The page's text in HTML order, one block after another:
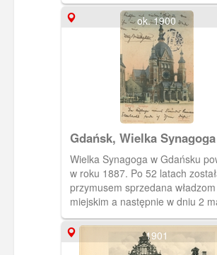
funkcję siedziby straży pożarnej.
ok. 1900
Gdańsk, Wielka Synagoga
Wielka Synagoga w Gdańsku
w roku 1887. Po 52 latach
przymusem sprzedana władzom
miejskim a następnie w dniu 2
1939 r, przystąpiono do jej
1901